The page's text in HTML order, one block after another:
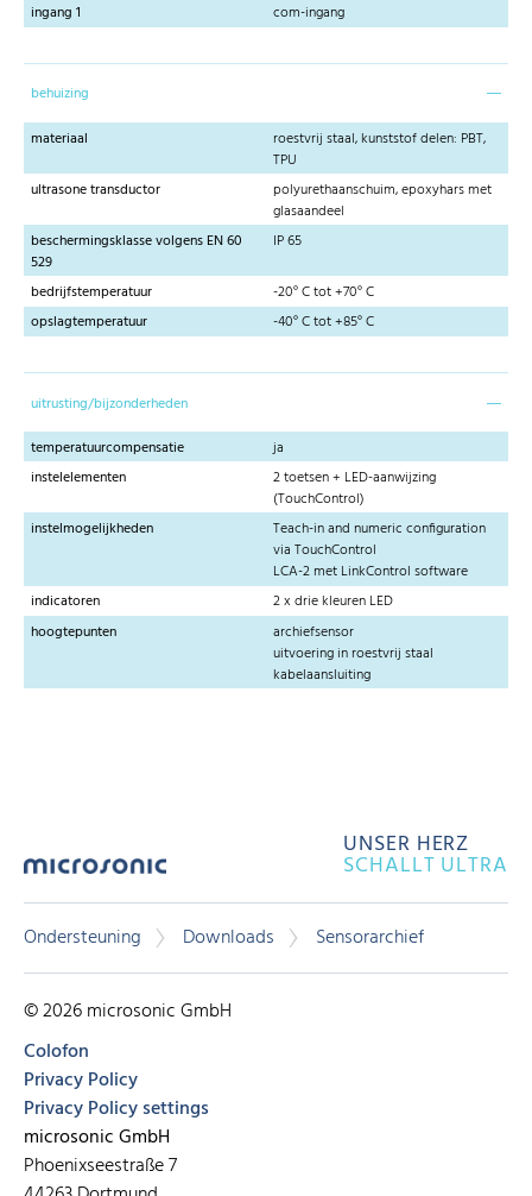
ingang 1
com-ingang
behuizing
materiaal
roestvrij staal, kunststof delen: PBT,
TPU
ultrasone transductor
polyurethaanschuim, epoxyhars met
glasaandeel
beschermingsklasse volgens EN 60
529
IP 65
bedrijfstemperatuur
-20° C tot +70° C
opslagtemperatuur
-40° C tot +85° C
uitrusting/bijzonderheden
temperatuurcompensatie
ja
instelelementen
2 toetsen + LED-aanwijzing
(TouchControl)
instelmogelijkheden
Teach-in and numeric configuration
via TouchControl
LCA-2 met LinkControl software
indicatoren
2 x drie kleuren LED
hoogtepunten
archiefsensor
uitvoering in roestvrij staal
kabelaansluiting
UNSER HERZ
SCHALLT ULTRA
Ondersteuning Downloads Sensorarchief
© 2026 microsonic GmbH
Colofon
Privacy Policy
Privacy Policy settings
microsonic GmbH
Phoenixseestraße 7